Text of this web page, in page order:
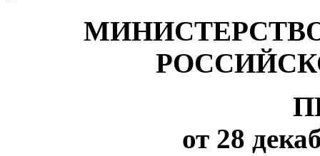
от 28